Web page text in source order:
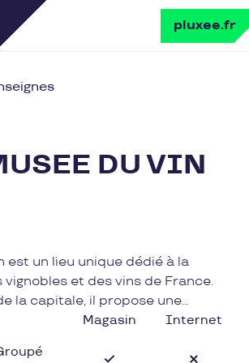
pluxee.fr
DU VIN
est un lieu unique dédié à la
et des vins de France.
la capitale, il propose une
dans l'univers viticole, à
Les visiteurs pourront
Magasin Internet